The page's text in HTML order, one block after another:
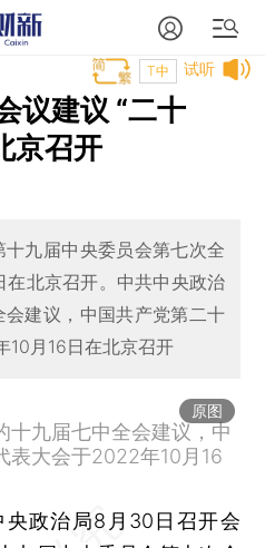
试听
T中
议建议 “二十
京召开
九届中央委员会第七次全
北京召开。中共中央政治
建议，中国共产党第二十
10月16日在北京召开
原图
十九届七中全会建议，中
表大会于2022年10月16
央政治局8月30日召开会